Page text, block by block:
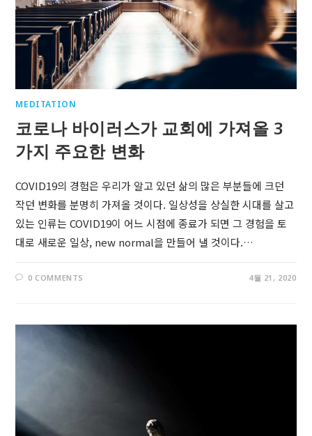
MEDITATION
코로나 바이러스가 교회에 가져올 3
가지 주요한 변화
COVID19의 경험은 우리가 알고 있던 삶의 많은 부분들에 크던
작던 변화를 분명히 가져올 것이다. 일상성을 상실한 시대를 살고
있는 인류는 COVID19이 어느 시점에 종료가 되면 그 경험을 토
대로 새로운 일상, new normal을 만들어 낼 것이다.…
0 COMMENTS 4월 21, 2020